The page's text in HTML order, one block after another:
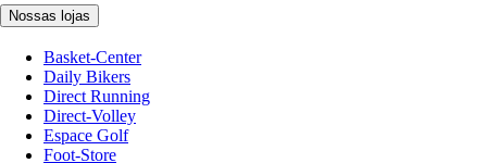
Nossas lojas
Basket-Center
Daily Bikers
Direct Running
Direct-Volley
Espace Golf
Foot-Store